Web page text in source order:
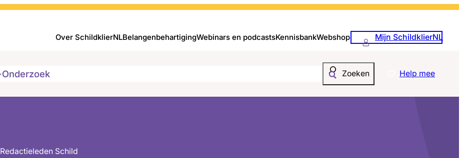
Over SchildklierNLBelangenbehartigingWebinars en podcastsKennisbankWebshop Mijn SchildklierNL
Onderzoek
Zoeken
Help mee
Redactieleden Schild